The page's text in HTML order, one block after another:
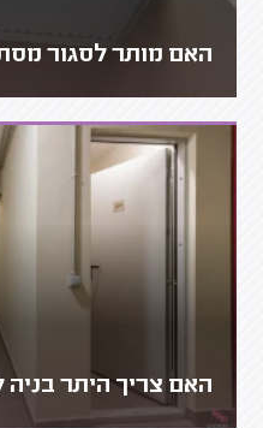
האם מותר לסגור
האם צריך היתר בניה